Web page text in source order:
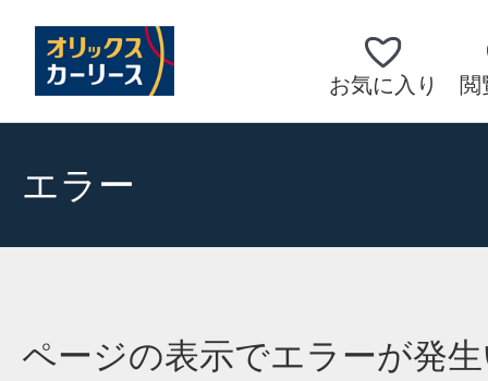
お気に入り 閲
エラー
ページの表示でエラーが発